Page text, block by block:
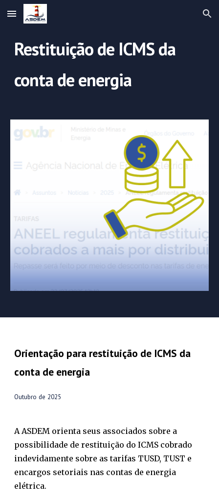
Skip to main content Skip to navigation
Restituição de ICMS da
conta de energia
Orientação para restituição de ICMS da
conta de energia
Outubro de 2025
AASDEM orienta seus associados sobre a
possibilidade de restituição do ICMS cobrado
indevidamente sobre as tarifas TUSD, TUST e
encargos setoriais nas contas de energia
elétrica.